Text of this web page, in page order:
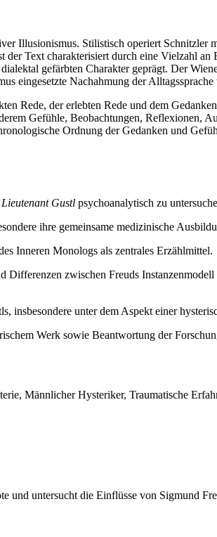
Illusionismus. Stilistisch operiert
Text charakterisiert durch eine Vielzahl
gefärbten Charakter geprägt. Der
eingesetzte Nachahmung der
Rede, der erlebten Rede und dem
Gefühle, Beobachtungen, Reflexionen,
Ordnung der Gedanken und
Lieutenant Gustl psychoanalytisch zu
ihre gemeinsame medizinische
Inneren Monologs als zentrales Erzählmittel.
Differenzen zwischen Freuds
insbesondere unter dem Aspekt einer
Werk sowie Beantwortung der
Männlicher Hysteriker, Traumatische
und untersucht die Einflüsse von Sigmund